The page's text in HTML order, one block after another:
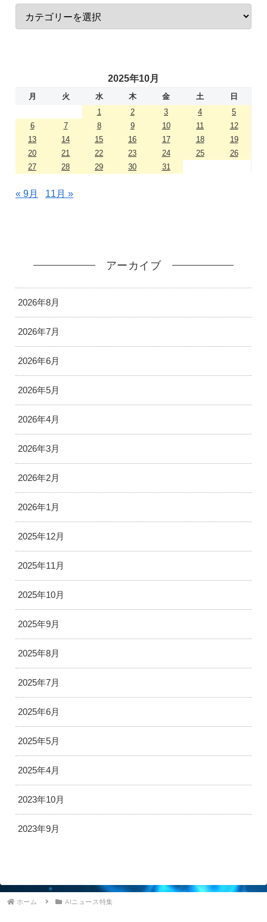
2025年10月
月 火 水 木 金 土
日
1
2 3 4
5
6
7 8 9 10 11
12
13
14 15 16 17 18
19
20
21 22 23 24 25
26
27
28 29 30 31
« 9月 11月 »
アーカイブ
2026年8月
2026年7月
2026年6月
2026年5月
2026年4月
2026年3月
2026年2月
2026年1月
2025年12月
2025年11月
2025年10月
2025年9月
2025年8月
2025年7月
2025年6月
2025年5月
2025年4月
2023年10月
2023年9月
ホーム AIニュース特集